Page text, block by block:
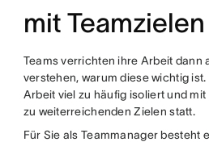
mit Teamzielen
Teams verrichten ihre Arbeit dann
verstehen, warum diese wichtig
Arbeit viel zu häufig isoliert und
zu weiterreichenden Zielen statt.
Für Sie als Teammanager besteht